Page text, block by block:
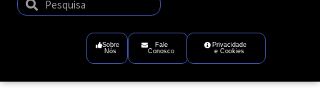
Sobre
Nós
Fale
Conosco
Privacidade
e Cookies